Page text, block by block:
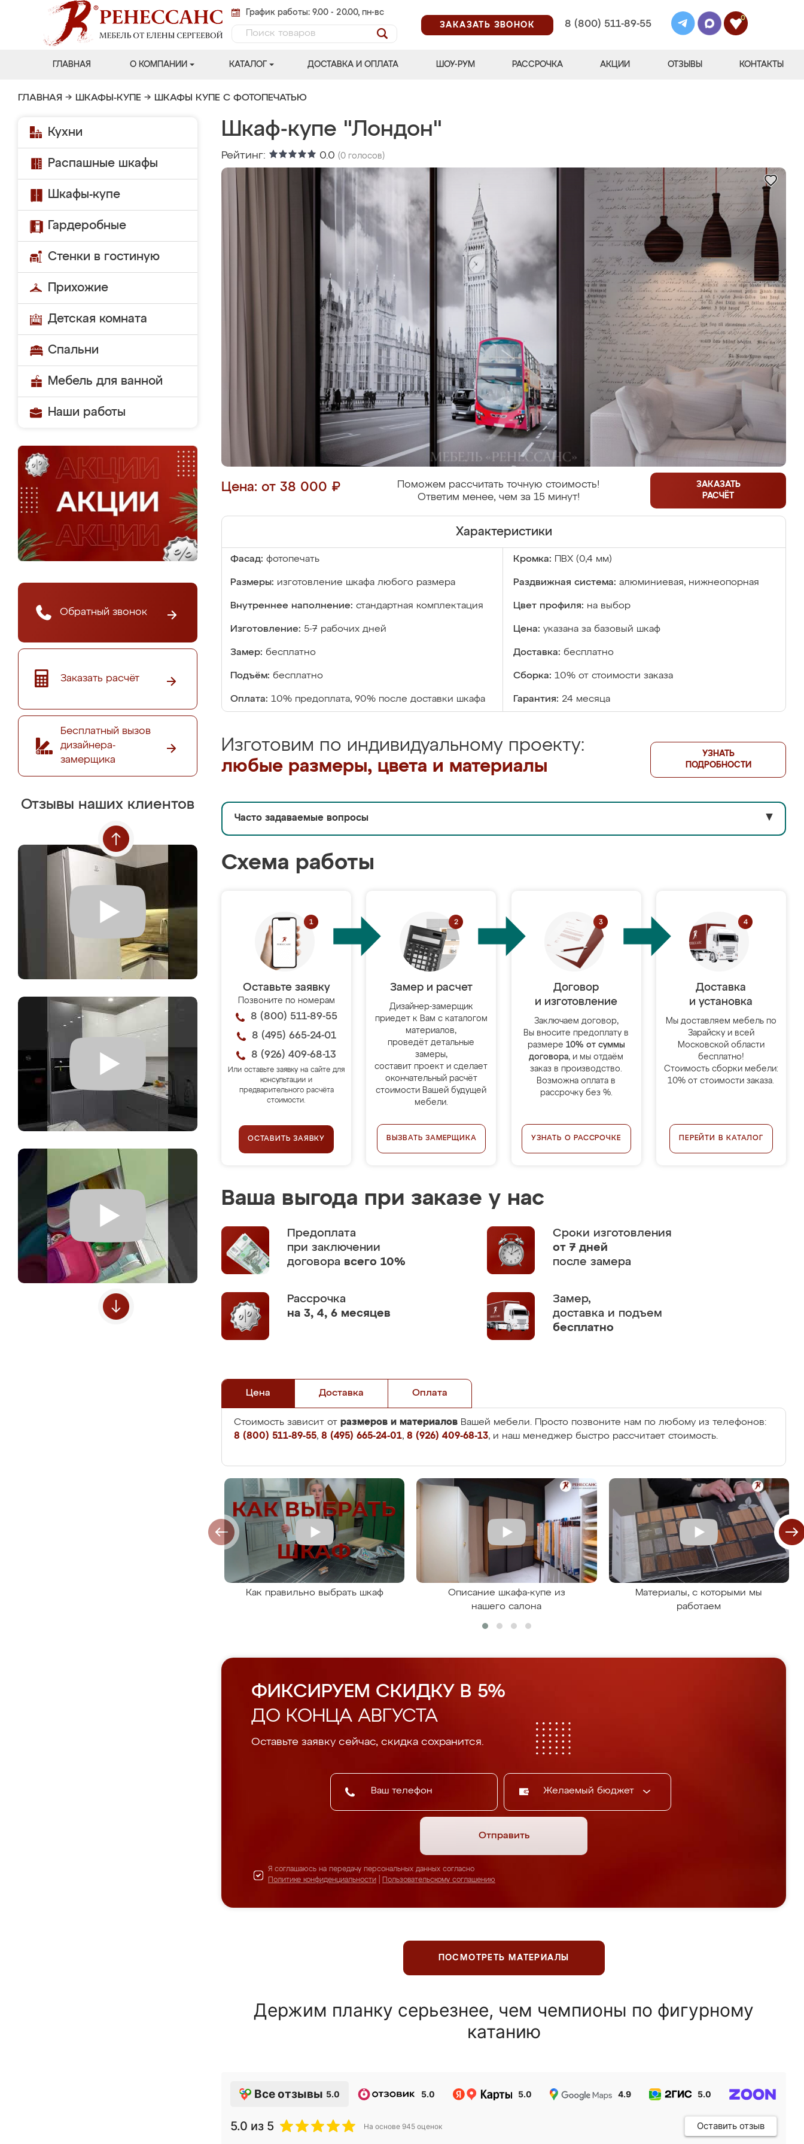
График работы: 9.00 - 20.00, пн-вс
ЗАКАЗАТЬ ЗВОНОК
8 (800) 511-89-55
0
ГЛАВНАЯ О КОМПАНИИ КАТАЛОГ ДОСТАВКА И ОПЛАТА ШОУ-РУМ РАССРОЧКА АКЦИИ ОТЗЫВЫ КОНТАКТЫ
ГЛАВНАЯ → ШКАФЫ-КУПЕ → ШКАФЫ КУПЕ С ФОТОПЕЧАТЬЮ
Кухни
Распашные шкафы
Шкафы-купе
Гардеробные
Стенки в гостиную
Прихожие
Детская комната
Спальни
Мебель для ванной
Наши работы
Обратный звонок
Заказать расчёт
Бесплатный вызов
дизайнера-
замерщика
Отзывы наших клиентов
Шкаф-купе "Лондон"
Рейтинг: 0.0 (0 голосов)
Цена: от 38 000 ₽
Поможем рассчитать точную стоимость!
Ответим менее, чем за 15 минут!
ЗАКАЗАТЬ
РАСЧЁТ
Характеристики
Фасад: фотопечать Кромка: ПВХ (0,4 мм)
Размеры: изготовление шкафа любого размера Раздвижная система: алюминиевая, нижнеопорная
Внутреннее наполнение: стандартная комплектация Цвет профиля: на выбор
Изготовление: 5-7 рабочих дней Цена: указана за базовый шкаф
Замер: бесплатно Доставка: бесплатно
Подъём: бесплатно Сборка: 10% от стоимости заказа
Оплата: 10% предоплата, 90% после доставки шкафа Гарантия: 24 месяца
Изготовим по индивидуальному проекту:
любые размеры, цвета и материалы
УЗНАТЬ
ПОДРОБНОСТИ
Часто задаваемые вопросы ▼
Схема работы
Оставьте заявку
Позвоните по номерам
8 (800) 511-89-55
8 (495) 665-24-01
8 (926) 409-68-13
Или оставьте заявку на сайте для
консультации и
предварительного расчёта
стоимости.
ОСТАВИТЬ ЗАЯВКУ
Замер и расчет
Дизайнер-замерщик
приедет к Вам с каталогом
материалов,
проведёт детальные
замеры,
составит проект и сделает
окончательный расчёт
стоимости Вашей будущей
мебели.
ВЫЗВАТЬ ЗАМЕРЩИКА
Договор
и изготовление
Заключаем договор,
Вы вносите предоплату в
размере 10% от суммы
договора, и мы отдаём
заказ в производство.
Возможна оплата в
рассрочку без %.
УЗНАТЬ О РАССРОЧКЕ
Доставка
и установка
Мы доставляем мебель по
Зарайску и всей
Московской области
бесплатно!
Стоимость сборки мебели:
10% от стоимости заказа.
ПЕРЕЙТИ В КАТАЛОГ
Ваша выгода при заказе у нас
Предоплата
при заключении
договора всего 10%
Сроки изготовления
от 7 дней
после замера
Рассрочка
на 3, 4, 6 месяцев
Замер,
доставка и подъем
бесплатно
Цена Доставка Оплата
Стоимость зависит от размеров и материалов Вашей мебели. Просто позвоните нам по любому из телефонов:
8 (800) 511-89-55, 8 (495) 665-24-01, 8 (926) 409-68-13, и наш менеджер быстро рассчитает стоимость.
Как правильно выбрать шкаф
Описание шкафа-купе из
нашего салона
Материалы, с которыми мы
работаем
ФИКСИРУЕМ СКИДКУ В 5%
ДО КОНЦА АВГУСТА
Оставьте заявку сейчас, скидка сохранится.
Желаемый бюджет
Отправить
Я соглашаюсь на передачу персональных данных согласно
Политике конфиденциальности
Пользовательскому соглашению
ПОСМОТРЕТЬ МАТЕРИАЛЫ
Держим планку серьезнее, чем чемпионы по фигурному
катанию
Все отзывы 5.0 5.0 5.0 4.9 5.0
5.0 из 5 На основе 945 оценок Оставить отзыв